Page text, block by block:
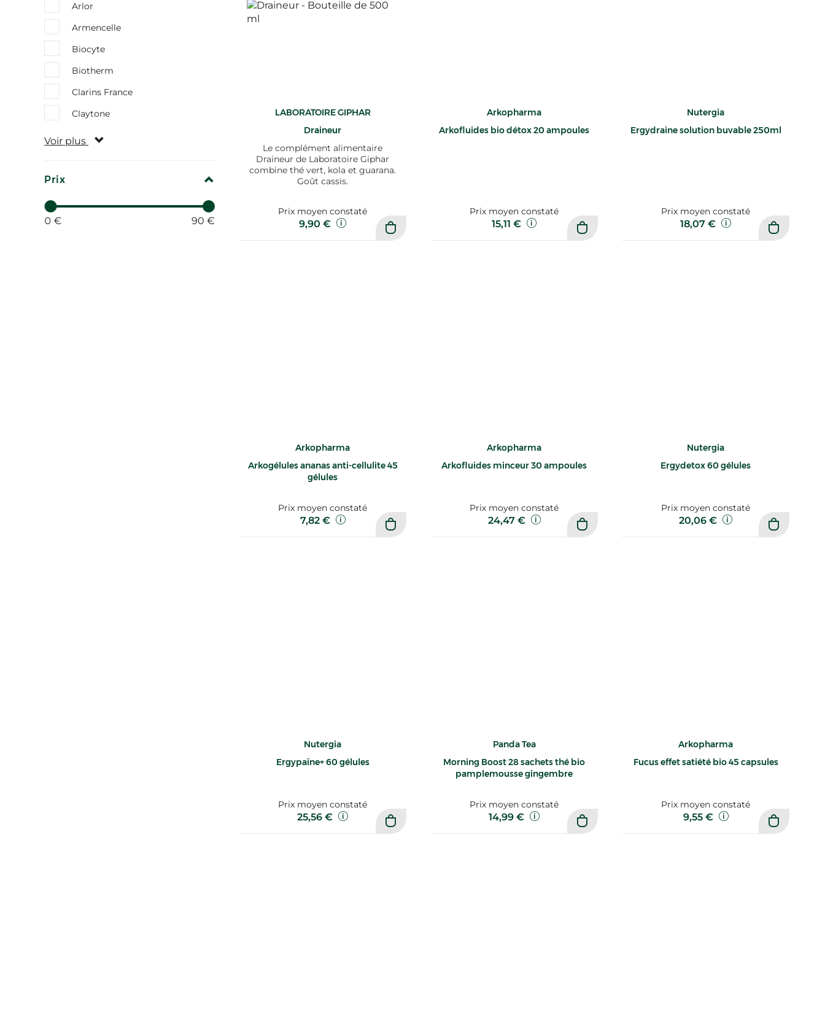
Arlor
Armencelle
Biocyte
Biotherm
Clarins France
Claytone
Voir plus
Prix REPLIER
0 € 90 €
LABORATOIRE GIPHAR
Draineur
Le complément alimentaire
Draineur de Laboratoire Giphar
combine thé vert, kola et guarana.
Goût cassis.
Prix moyen constaté
9,90 €
Arkopharma
Arkofluides bio détox 20 ampoules
Prix moyen constaté
15,11 €
Nutergia
Ergydraine solution buvable 250ml
Prix moyen constaté
18,07 €
Arkopharma
Arkogélules ananas anti-cellulite 45
gélules
Prix moyen constaté
7,82 €
Arkopharma
Arkofluides minceur 30 ampoules
Prix moyen constaté
24,47 €
Nutergia
Ergydetox 60 gélules
Prix moyen constaté
20,06 €
Nutergia
Ergypaïne+ 60 gélules
Prix moyen constaté
25,56 €
Panda Tea
Morning Boost 28 sachets thé bio
pamplemousse gingembre
Prix moyen constaté
14,99 €
Arkopharma
Fucus effet satiété bio 45 capsules
Prix moyen constaté
9,55 €